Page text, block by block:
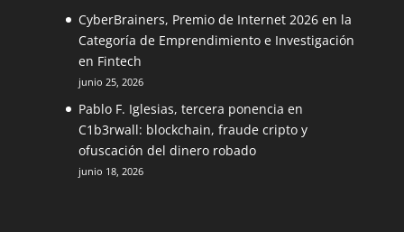
CyberBrainers, Premio de Internet 2026 en la
Categoría de Emprendimiento e Investigación
en Fintech
junio 25, 2026
Pablo F. Iglesias, tercera ponencia en
C1b3rwall: blockchain, fraude cripto y
ofuscación del dinero robado
junio 18, 2026